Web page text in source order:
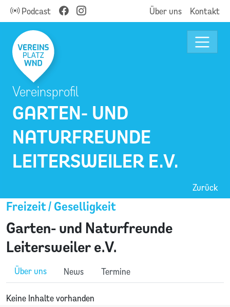
Podcast Über uns Kontakt
GARTEN- UND
NATURFREUNDE
LEITERSWEILER E.V.
Vereinsprofil
Zurück
Garten- und Naturfreunde
Leitersweiler e.V.
Freizeit / Geselligkeit
Über uns News Termine
Keine Inhalte vorhanden